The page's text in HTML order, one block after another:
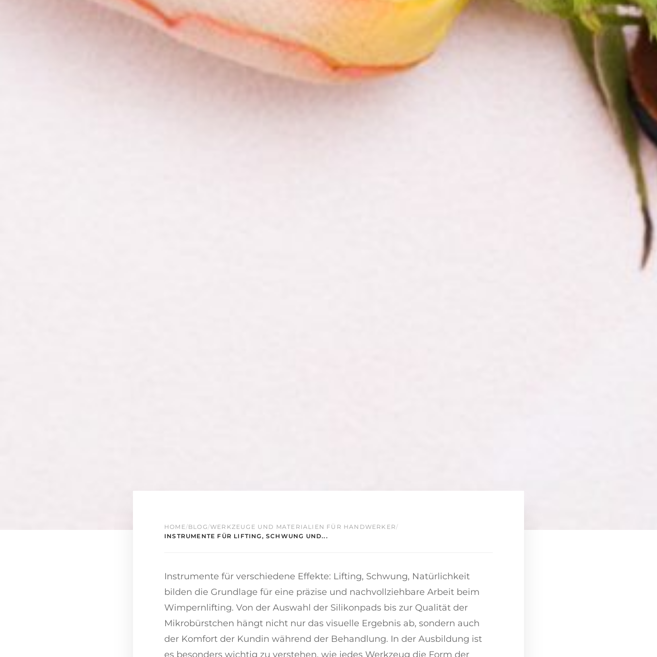
HOME/BLOG/WERKZEUGE UND MATERIALIEN FÜR HANDWERKER/
INSTRUMENTE FÜR LIFTING, SCHWUNG UND...
Instrumente für verschiedene Effekte: Lifting, Schwung, Natürlichkeit
bilden die Grundlage für eine präzise und nachvollziehbare Arbeit beim
Wimpernlifting. Von der Auswahl der Silikonpads bis zur Qualität der
Mikrobürstchen hängt nicht nur das visuelle Ergebnis ab, sondern auch
der Komfort der Kundin während der Behandlung. In der Ausbildung ist
es besonders wichtig zu verstehen, wie jedes Werkzeug die Form der